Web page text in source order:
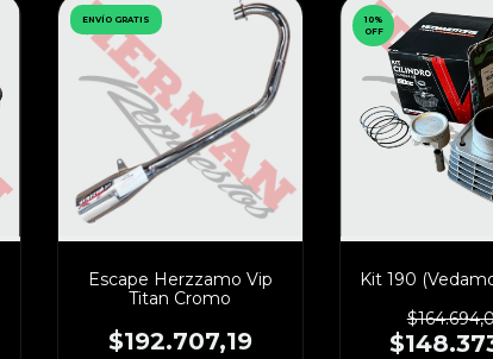
ENVÍO GRATIS
Escape Herzzamo Vip
Titan Cromo
$192.707,19
10%
OFF
Kit 190